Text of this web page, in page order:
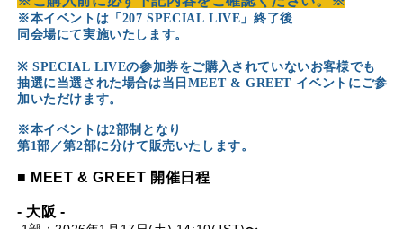
※本イベントは「207 SPECIAL LIVE」終了後
同会場にて実施いたします。
※ SPECIAL LIVEの参加券をご購入されていないお客様でも
抽選に当選された場合は当日MEET & GREET イベントにご参
加いただけます。
※本イベントは2部制となり
第1部／第2部に分けて販売いたします。
■ MEET & GREET 開催日程
- 大阪 -